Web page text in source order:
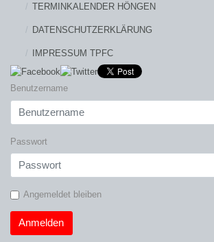
TERMINKALENDER HÖNGEN
DATENSCHUTZERKLÄRUNG
IMPRESSUM TPFC
Benutzername
Passwort
Angemeldet bleiben
Anmelden